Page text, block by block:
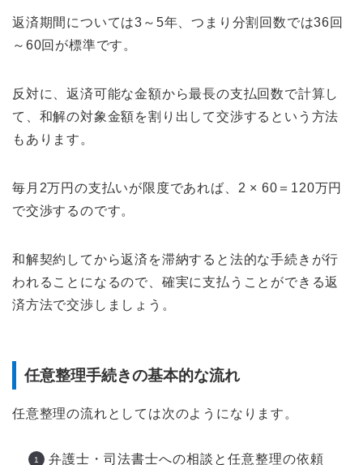
返済期間については3～5年、つまり分割回数では36回
～60回が標準です。
反対に、返済可能な金額から最長の支払回数で計算し
て、和解の対象金額を割り出して交渉するという方法
もあります。
毎月2万円の支払いが限度であれば、2 × 60＝120万円
で交渉するのです。
和解契約してから返済を滞納すると法的な手続きが行
われることになるので、確実に支払うことができる返
済方法で交渉しましょう。
任意整理手続きの基本的な流れ
任意整理の流れとしては次のようになります。
弁護士・司法書士への相談と任意整理の依頼